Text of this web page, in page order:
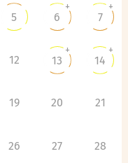
5 6
+
7
+
12 13
+
14
+
19 20 21
26 27 28